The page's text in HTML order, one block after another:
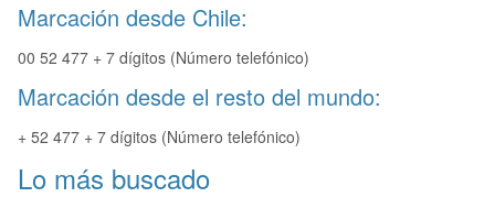
Marcación desde Chile:
00 52 477 + 7 dígitos (Número telefónico)
Marcación desde el resto del mundo:
+ 52 477 + 7 dígitos (Número telefónico)
Lo más buscado